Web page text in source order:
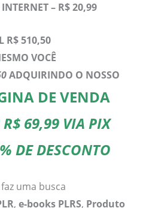
– R$ 20,99
R$ 510,50
VOCÊ
ADQUIRINDO O NOSSO
DE VENDA
R$ 69,99 VIA PIX
DE DESCONTO
uma busca
, e-books PLRS, Produto